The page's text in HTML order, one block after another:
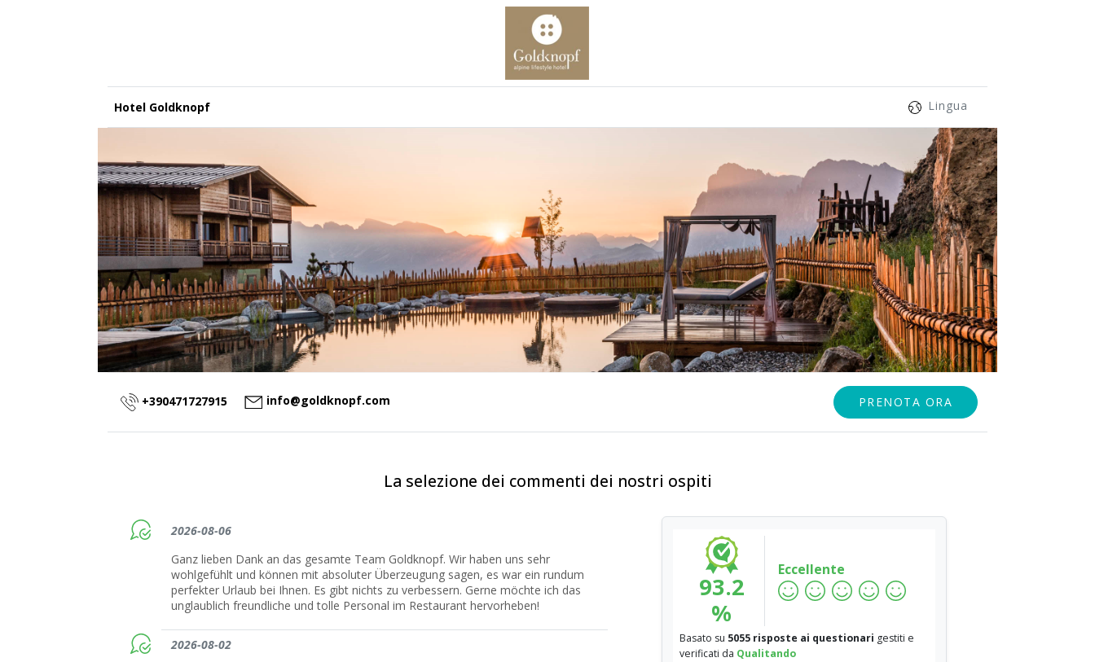
Hotel Goldknopf Lingua
+390471727915 info@goldknopf.com PRENOTA ORA
La selezione dei commenti dei nostri ospiti
2026-08-06
Ganz lieben Dank an das gesamte Team Goldknopf. Wir haben uns sehr
wohlgefühlt und können mit absoluter Überzeugung sagen, es war ein rundum
perfekter Urlaub bei Ihnen. Es gibt nichts zu verbessern. Gerne möchte ich das
unglaublich freundliche und tolle Personal im Restaurant hervorheben!
2026-08-02
93.2
%
Eccellente
Basato su 5055 risposte ai questionari gestiti e
verificati da Qualitando